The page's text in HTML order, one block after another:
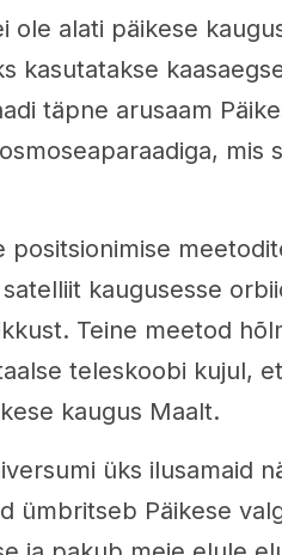
ole alati päikese
kasutatakse
täpne arusaam
mis
positsionimise
kaugusesse
Teine meetod
teleskoobi kujul,
kaugus Maalt.
üks ilusamaid
ümbritseb Päikese